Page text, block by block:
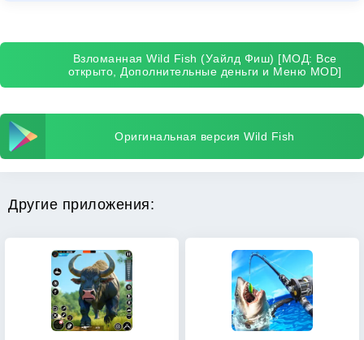
Взломанная Wild Fish (Уайлд Фиш) [МОД: Все
открыто, Дополнительные деньги и Меню MOD]
Оригинальная версия Wild Fish
Другие приложения: